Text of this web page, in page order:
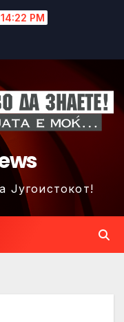
PM
Југоистокот!